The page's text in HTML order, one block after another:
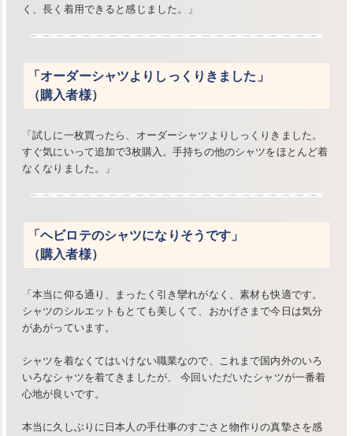
く、長く着用できると感じました。」
「オーダーシャツよりしっくりきました」
（購入者様）
「試しに一枚買ったら、オーダーシャツよりしっくりきました。
すぐ気にいって追加で3枚購入。手持ちの他のシャツをほとんど着
なくなりました。」
「ヘビロテのシャツになりそうです」
（購入者様）
「本当に仰る通り、まったく引き攣れがなく、素材も快適です。
シャツのシルエットもとても美しくて、おかげさまで今日は気分
があがっています。
シャツを着なくてはいけない職業なので、これまで国内外のいろ
いろなシャツを着てきましたが、 今回いただいたシャツが一番着
心地が良いです。
本当に久しぶりに日本人の手仕事のすごさと物作りの真摯さを感